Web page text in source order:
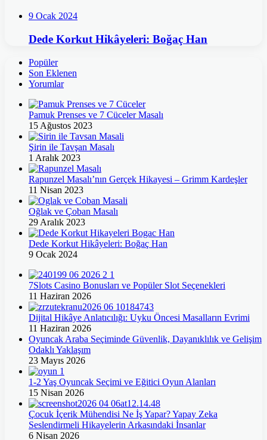
9 Ocak 2024
Dede Korkut Hikâyeleri: Boğaç Han
Popüler
Son Eklenen
Yorumlar
Pamuk Prenses ve 7 Cüceler Masalı
15 Ağustos 2023
Şirin ile Tavşan Masalı
1 Aralık 2023
Rapunzel Masalı’nın Gerçek Hikayesi – Grimm Kardeşler
11 Nisan 2023
Oğlak ve Çoban Masalı
29 Aralık 2023
Dede Korkut Hikâyeleri: Boğaç Han
9 Ocak 2024
7Slots Casino Bonusları ve Popüler Slot Seçenekleri
11 Haziran 2026
Dijital Hikâye Anlatıcılığı: Uyku Öncesi Masalların Evrimi
11 Haziran 2026
Oyuncak Araba Seçiminde Güvenlik, Dayanıklılık ve Gelişim
Odaklı Yaklaşım
23 Mayıs 2026
1-2 Yaş Oyuncak Seçimi ve Eğitici Oyun Alanları
15 Nisan 2026
Çocuk İçerik Mühendisi Ne İş Yapar? Yapay Zeka
Seslendirmeli Hikayelerin Arkasındaki İnsanlar
6 Nisan 2026